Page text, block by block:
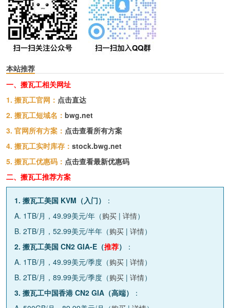
本站推荐
一、搬瓦工相关网址
1. 搬瓦工官网： 点击直达
2. 搬瓦工短域名： bwg.net
3. 官网所有方案： 点击查看所有方案
4. 搬瓦工实时库存： stock.bwg.net
5. 搬瓦工优惠码： 点击查看最新优惠码
二、搬瓦工推荐方案
1. 搬瓦工美国 KVM（入门）
：
A. 1TB/月，49.99美元/年（购买 | 详情）
B. 2TB/月，52.99美元/半年（购买 | 详情）
2. 搬瓦工美国 CN2 GIA-E（推荐）
：
A. 1TB/月，49.99美元/季度（购买 | 详情）
B. 2TB/月，89.99美元/季度（购买 | 详情）
3. 搬瓦工中国香港 CN2 GIA（高端）
：